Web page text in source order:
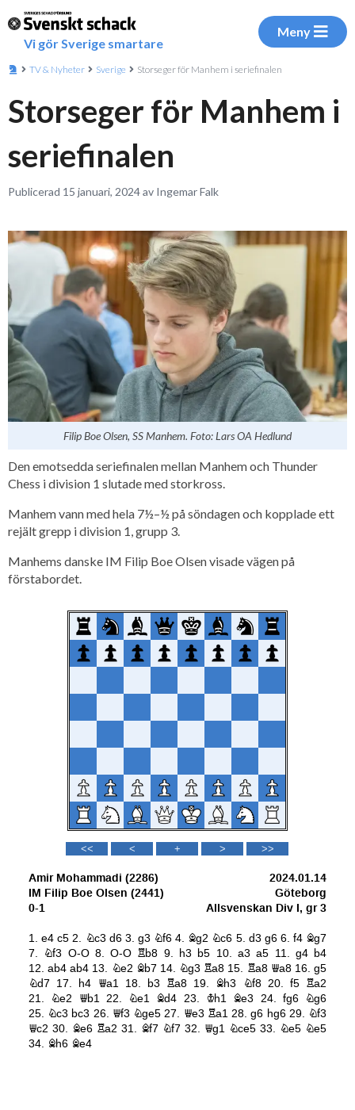
Vi gör Sverige smartare
Meny
TV & Nyheter Sverige Storseger för Manhem i seriefinalen
Storseger för Manhem i
seriefinalen
Publicerad 15 januari, 2024 av Ingemar Falk
Filip Boe Olsen, SS Manhem. Foto: Lars OA Hedlund
Den emotsedda seriefinalen mellan Manhem och Thunder
Chess i division 1 slutade med storkross.
Manhem vann med hela 7½–½ på söndagen och kopplade ett
rejält grepp i division 1, grupp 3.
Manhems danske IM Filip Boe Olsen visade vägen på
förstabordet.